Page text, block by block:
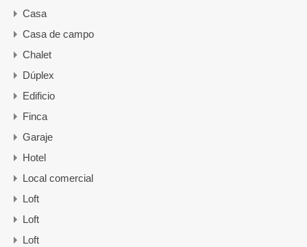
Casa
Casa de campo
Chalet
Dúplex
Edificio
Finca
Garaje
Hotel
Local comercial
Loft
Loft
Loft